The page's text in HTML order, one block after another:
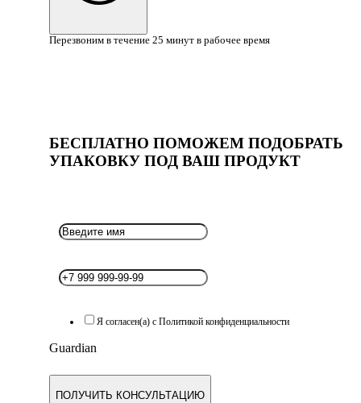
Перезвоним в течение 25 минут в рабочее время
БЕСПЛАТНО ПОМОЖЕМ ПОДОБРАТЬ
УПАКОВКУ ПОД ВАШ ПРОДУКТ
Я согласен(а) с Политикой конфиденциальности
Guardian
ПОЛУЧИТЬ КОНСУЛЬТАЦИЮ